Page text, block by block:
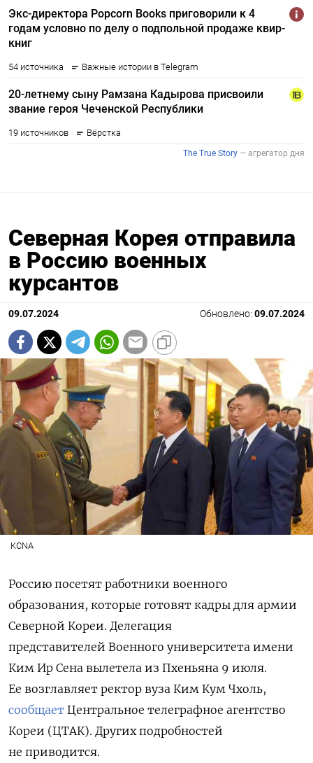
Северная Корея отправила
в Россию военных
курсантов
09.07.2024 Обновлено: 09.07.2024
KCNA
Россию посетят работники военного
образования, которые готовят кадры для армии
Северной Кореи. Делегация
представителей Военного университета имени
Ким Ир Сена вылетела из Пхеньяна 9 июля.
Ее возглавляет ректор вуза Ким Кум Чхоль,
сообщает Центральное телеграфное агентство
Кореи (ЦТАК). Других подробностей
не приводится.